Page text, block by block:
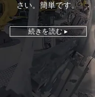
さい。簡単です。
続きを読む ▸